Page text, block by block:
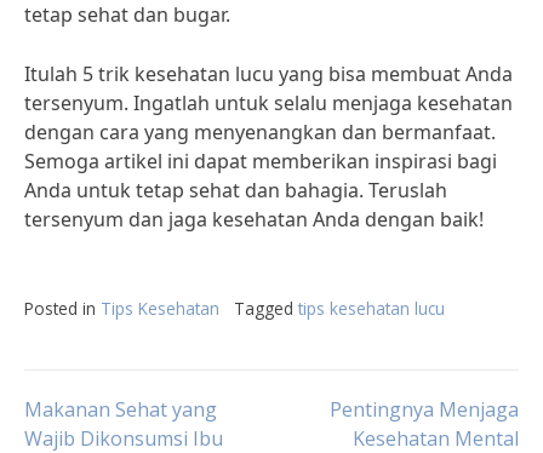
tetap sehat dan bugar.
Itulah 5 trik kesehatan lucu yang bisa membuat Anda
tersenyum. Ingatlah untuk selalu menjaga kesehatan
dengan cara yang menyenangkan dan bermanfaat.
Semoga artikel ini dapat memberikan inspirasi bagi
Anda untuk tetap sehat dan bahagia. Teruslah
tersenyum dan jaga kesehatan Anda dengan baik!
Posted in Tips Kesehatan Tagged tips kesehatan lucu
Post
Makanan Sehat yang
Wajib Dikonsumsi Ibu
Pentingnya Menjaga
Kesehatan Mental